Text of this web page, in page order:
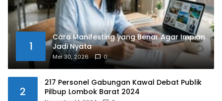
1
Cara Manifesting yang Benar Agar Impian
Jadi Nyata
Mei 30, 2026 0
2
217 Personel Gabungan Kawal Debat Publik
Pilbup Lombok Barat 2024